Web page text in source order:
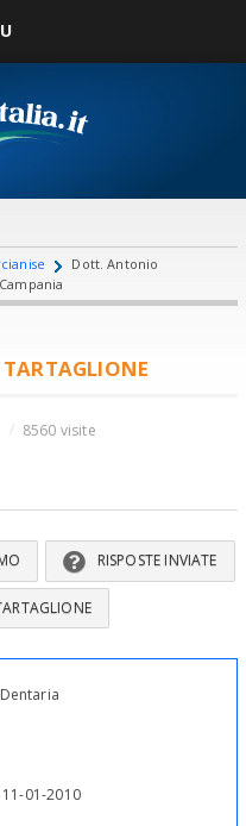
Dott. Antonio
8560 visite
RISPOSTE INVIATE
11-01-2010